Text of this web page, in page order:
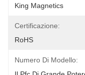
King Magnetics
Certificazione:
RoHS
Numero Di Modello: